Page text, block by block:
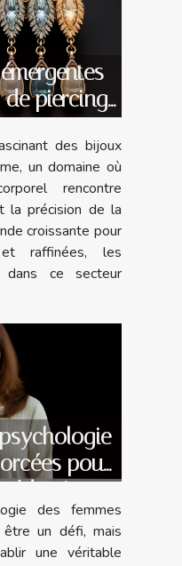
piercing
des bijoux
un domaine où
rencontre
la précision de la
croissante pour
raffinées, les
dans ce secteur
pour
des femmes
un défi, mais
une véritable